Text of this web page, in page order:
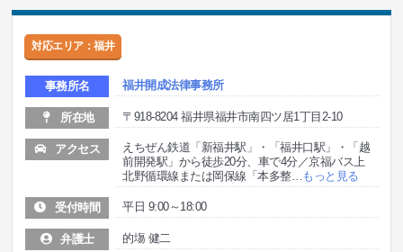
対応エリア：福井
事務所名 福井開成法律事務所
所在地 〒918‐8204 福井県福井市南四ツ居1丁目2-10
アクセス
えちぜん鉄道「新福井駅」・「福井口駅」・「越
前開発駅」から徒歩20分、車で4分／京福バス上
北野循環線または岡保線「本多整… もっと見る
受付時間 平日 9:00～18:00
弁護士 的塲 健二